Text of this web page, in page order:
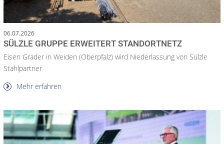
06.07.2026
SÜLZLE GRUPPE ERWEITERT STANDORTNETZ
Eisen Grader in Weiden (Oberpfalz) wird Niederlassung von Sülzle
Stahlpartner
Mehr erfahren